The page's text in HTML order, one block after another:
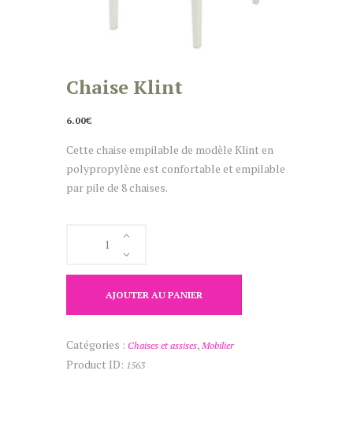
Chaise Klint
6.00€
Cette chaise empilable de modèle Klint en
polypropylène est confortable et empilable
par pile de 8 chaises.
Chaise
AJOUTER AU PANIER
Catégories : Chaises et assises, Mobilier
Product ID: 1563